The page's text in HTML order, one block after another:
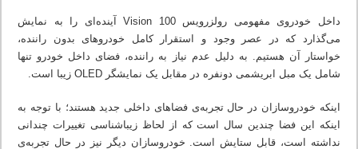
داخل خودروی مفهومی رولزرویس Vision 100 آینده‌ای را به نمایش
می‌گذارد که در عصر وجود و استقرار کامل خودروهای بدون راننده،
خواستار آن هستیم. به دلیل عدم نیاز به راننده، فضای داخل خودرو تنها
شامل یک مبل ابریشمی دونفره در مقابل یک نمایشگر OLED زیبا است.
اینکه خودروسازان در حال تجربه‌ی فضاهای داخلی جدید هستند؛ با توجه به
اینکه این فضا چندین سال است که از لحاظ زیباشناسی تغییرات چندانی
نداشته است، قابل ستایش است. خودروسازان دیگر نیز در حال تجربه‌ی